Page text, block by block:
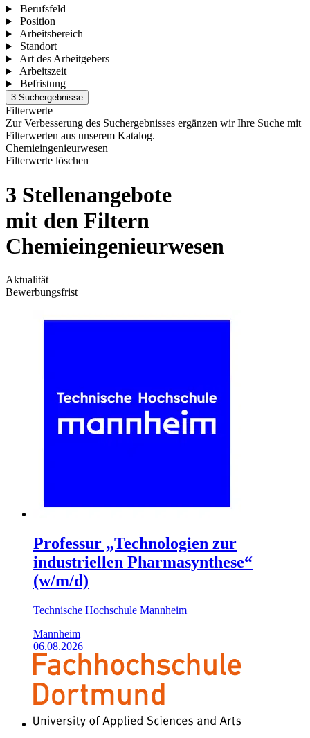
Berufsfeld
Position
Arbeitsbereich
Standort
Art des Arbeitgebers
Arbeitszeit
Befristung
3 Suchergebnisse
Filterwerte
Zur Verbesserung des Suchergebnisses ergänzen wir Ihre Suche mit
Filterwerten aus unserem Katalog.
Chemieingenieurwesen
Filterwerte löschen
3 Stellenangebote
mit den Filtern
Chemieingenieurwesen
Aktualität
Bewerbungsfrist
Professur „Technologien zur
industriellen Pharmasynthese“
(w/m/d)
Technische Hochschule Mannheim
Mannheim
06.08.2026